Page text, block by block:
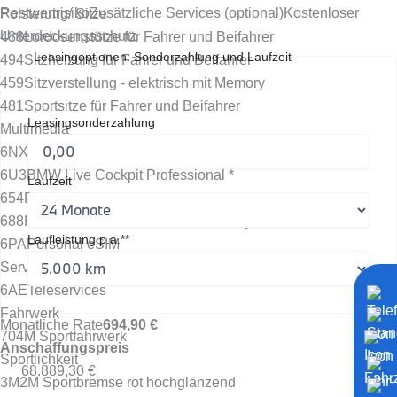
Polsterung/ Sitze
488Lordosenstütze für Fahrer und Beifahrer
494Sitzheizung für Fahrer und Beifahrer
459Sitzverstellung - elektrisch mit Memory
481Sportsitze für Fahrer und Beifahrer
Multimedia
6NX Ablage für Wireless Charging
6U3BMW Live Cockpit Professional *
654DAB Tuner
688 Harman Kardon Surround Sound System
6PAPersonal eSIM
Services & Apps
6AETeleservices
Fahrwerk
704M Sportfahrwerk
Sportlichkeit
3M2M Sportbremse rot hochglänzend
RestwertrisikoZusätzliche Services (optional)Kostenloser
Unterdeckungsschutz
Leasingoptionen: Sonderzahlung und Laufzeit
Leasingsonderzahlung
Laufzeit
Laufleistung p.a.**
Monatliche Rate694,90 €
Anschaffungspreis
68.889,30 €